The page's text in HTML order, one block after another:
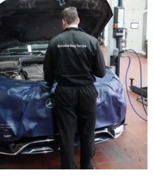
качеством
и стремимся к
визит в наш
только
Наши
регулярное
последние
и ремонта
Мы ценим Ваше
любые
сделать наш сервис
можете
наших
уже оценили высокий
наших
обслуживания в